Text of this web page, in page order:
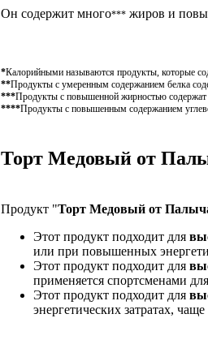
Он содержит много***жиров и
*Калорийными называются продукты, которые
**Продукты с умеренным содержанием белка
***Продукты с повышенной жирностью
****Продукты с повышенным содержанием
Торт Медовый от
Продукт "Торт Медовый от
Этот продукт подходит для
или при повышенных
Этот продукт подходит для
применяется спортсменами
Этот продукт подходит для
энергетических затратах,